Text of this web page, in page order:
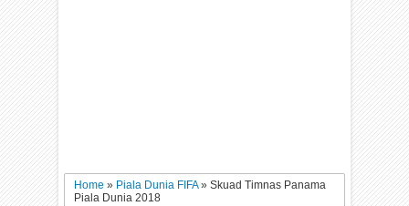
Home» Piala Dunia FIFA»Skuad Timnas Panama
Piala Dunia 2018